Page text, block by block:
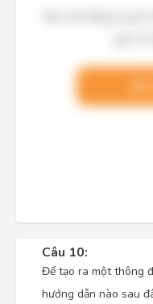
Câu 10:
Để tạo ra một thông
hướng dẫn nào sau